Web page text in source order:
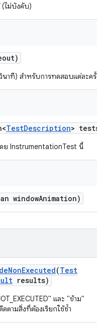
(ไม่บังคับ)
าที) สำหรับการทดสอบแต่ละครั้งไ
TestDescription> tests)
ดย InstrumentationTest นี้
windowAnimation)
NonExecuted(Test
results)
และ "ข้าม"
ดตามสิ่งที่ต้องเรียกใช้ซ้ำ